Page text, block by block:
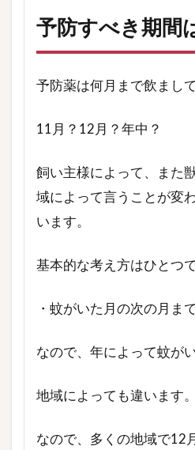
予防すべき期間
予防薬は何月まで飲まし
11月？12月？年中？
飼い主様によって、また
域によって言うことが変
います。
基本的な考え方はひとつで
・蚊がいた月の次の月ま
なので、年によって蚊が
地域によっても違います。
なので、多くの地域で12